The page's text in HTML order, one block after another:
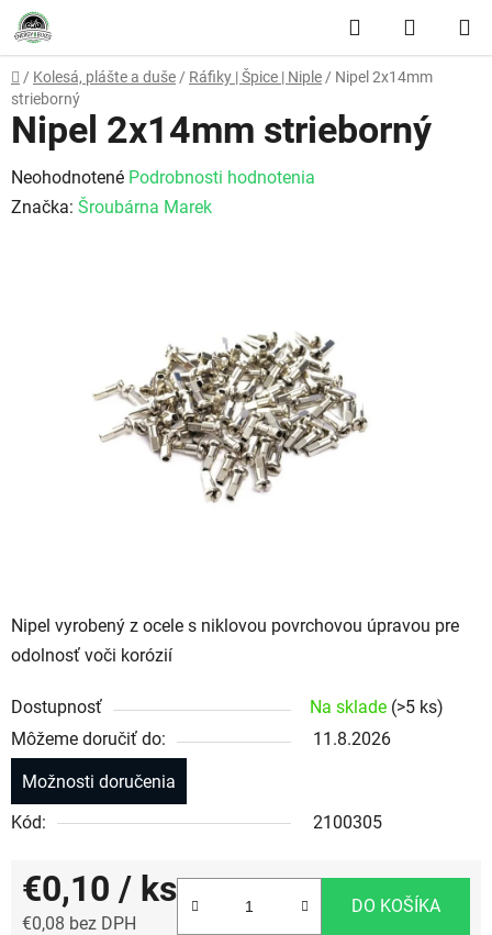
Prejsť na obsah Hľadať
Domov
/ Kolesá, plášte a duše / Ráfiky | Špice | Niple / Nipel 2x14mm
strieborný
Nipel vyrobený z ocele s niklovou povrchovou úpravou pre
odolnosť voči korózií
Dostupnosť Na sklade (>5 ks)
Môžeme doručiť do:
11.8.2026
Možnosti doručenia
Kód:
2100305
€0,10 / ks
€0,08 bez DPH
DO KOŠÍKA
Nipel 2x14mm strieborný
Priemerné hodnotenie produktu je 0,0 z 5 hviezdičiek.
Neohodnotené Podrobnosti hodnotenia
Značka: Šroubárna Marek